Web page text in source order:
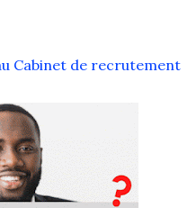
Cabinet de recrutement